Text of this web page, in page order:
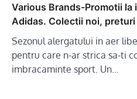
Various Brands-Promotii la
Adidas. Colectii noi, preturi
Sezonul alergatului in aer
pentru care n-ar strica sa-ti
imbracaminte sport. Un…